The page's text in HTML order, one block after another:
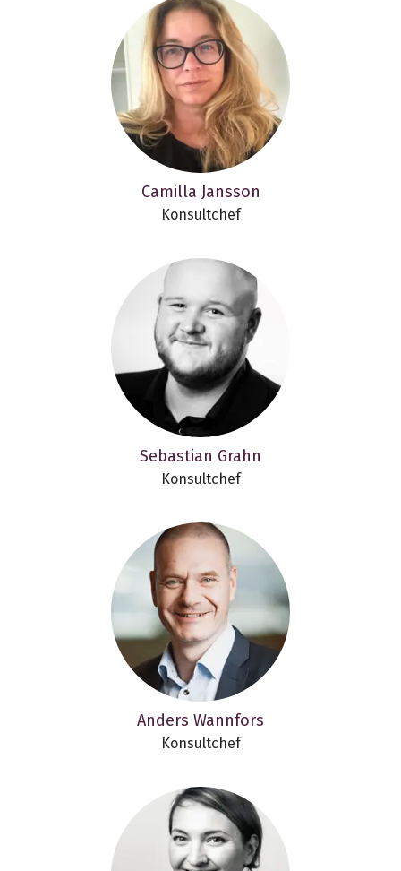
Camilla Jansson
Konsultchef
Sebastian Grahn
Konsultchef
Anders Wannfors
Konsultchef